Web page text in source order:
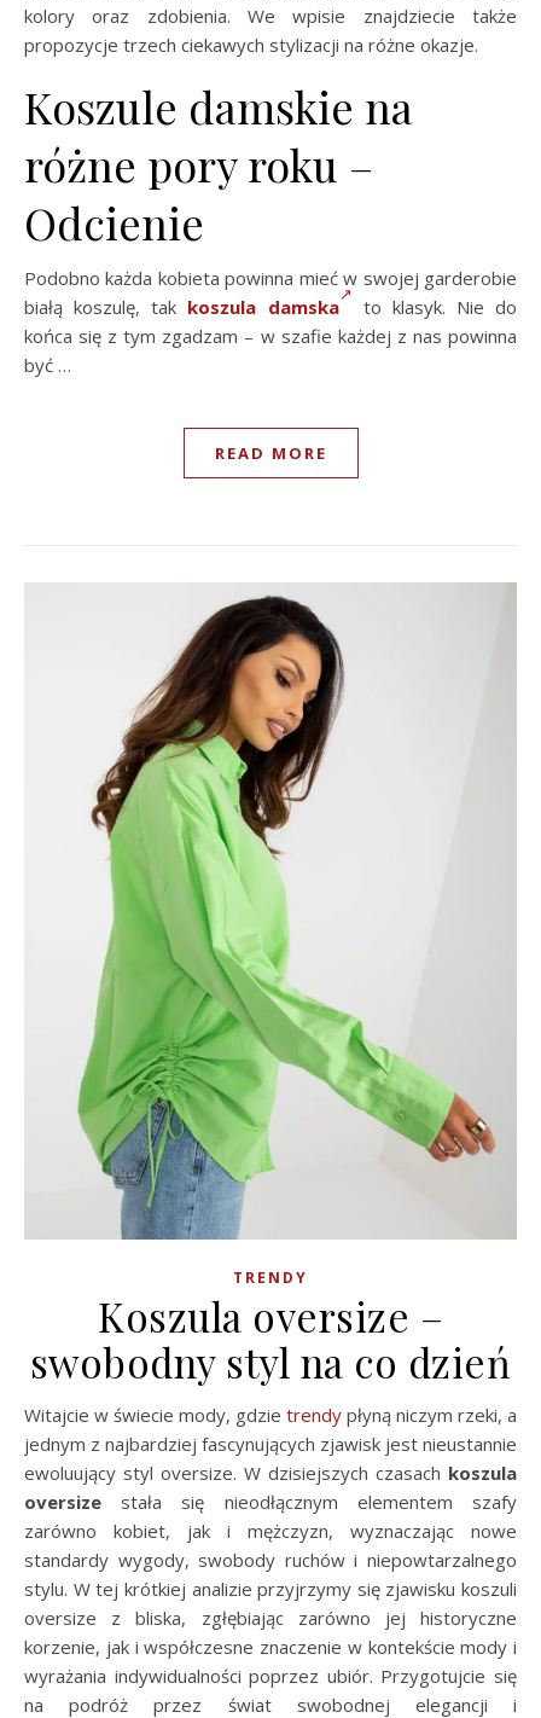
kolory oraz zdobienia. We wpisie znajdziecie także
propozycje trzech ciekawych stylizacji na różne okazje.
Koszule damskie na
różne pory roku –
Odcienie
Podobno każda kobieta powinna mieć w swojej garderobie
białą koszulę, tak koszula damska
to klasyk. Nie do
końca się z tym zgadzam – w szafie każdej z nas powinna
być …
READ MORE
TRENDY
Koszula oversize –
swobodny styl na co dzień
Witajcie w świecie mody, gdzie trendy płyną niczym rzeki, a
jednym z najbardziej fascynujących zjawisk jest nieustannie
ewoluujący styl oversize. W dzisiejszych czasach koszula
oversize stała się nieodłącznym elementem szafy
zarówno kobiet, jak i mężczyzn, wyznaczając nowe
standardy wygody, swobody ruchów i niepowtarzalnego
stylu. W tej krótkiej analizie przyjrzymy się zjawisku koszuli
oversize z bliska, zgłębiając zarówno jej historyczne
korzenie, jak i współczesne znaczenie w kontekście mody i
wyrażania indywidualności poprzez ubiór. Przygotujcie się
na podróż przez świat swobodnej elegancji i